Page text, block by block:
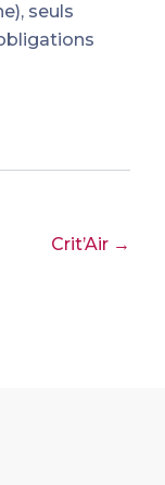
seuls
Crit’Air →